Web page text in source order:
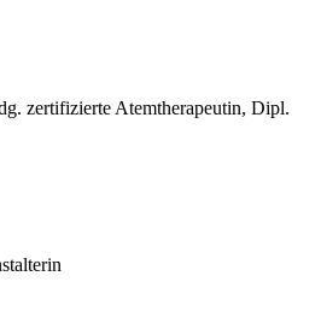
zer­ti­fi­zier­te Atem­the­ra­peu­tin, Dipl.